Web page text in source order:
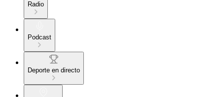
Radio
Podcast
Deporte en directo